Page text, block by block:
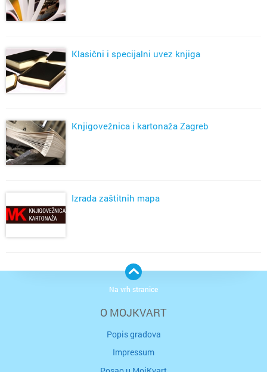
Klasični i specijalni uvez knjiga
Knjigovežnica i kartonaža Zagreb
Izrada zaštitnih mapa
O MOJKVART
Popis gradova
Impressum
Na vrh stranice